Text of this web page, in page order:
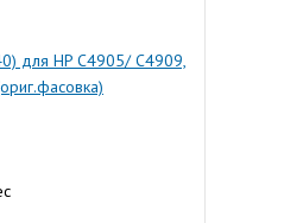
для HP C4905/ C4909,